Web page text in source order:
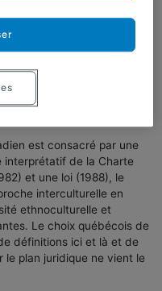
choix pour
et Louise Harel dans
est consacré par une
interprétatif de la Charte
et une loi (1988), le
interculturelle en
ethnoculturelle et
Le choix québécois de
définitions ici et là et de
le plan juridique ne vient le